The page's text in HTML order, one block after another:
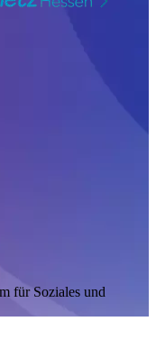
für Soziales und